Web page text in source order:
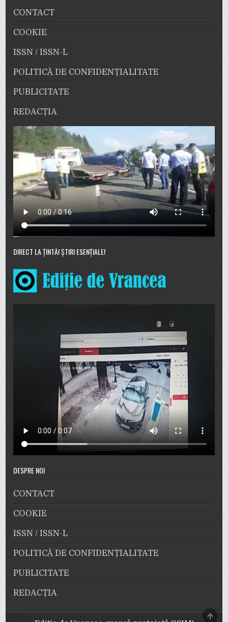
CONTACT
COOKIE
ISSN / ISSN-L
POLITICĂ DE CONFIDENȚIALITATE
PUBLICITATE
REDACȚIA
DIRECT LA ȚINTĂ! ȘTIRI ESENȚIALE!
DESPRE NOI
CONTACT
COOKIE
ISSN / ISSN-L
POLITICĂ DE CONFIDENȚIALITATE
PUBLICITATE
REDACȚIA